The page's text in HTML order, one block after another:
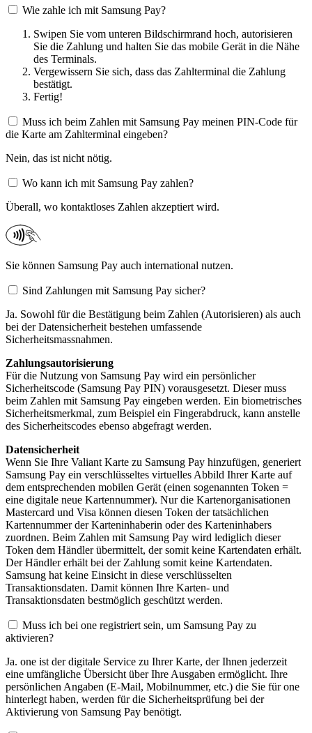
Wie zahle ich mit Samsung Pay?
Swipen Sie vom unteren Bildschirmrand hoch, autorisieren
Sie die Zahlung und halten Sie das mobile Gerät in die Nähe
des Terminals.
Vergewissern Sie sich, dass das Zahlterminal die Zahlung
bestätigt.
Fertig!
Muss ich beim Zahlen mit Samsung Pay meinen PIN-Code für
die Karte am Zahlterminal eingeben?
Nein, das ist nicht nötig.
Wo kann ich mit Samsung Pay zahlen?
Überall, wo kontaktloses Zahlen akzeptiert wird.​
Sie können Samsung Pay auch international nutzen.
Sind Zahlungen mit Samsung Pay sicher?
Ja. Sowohl für die Bestätigung beim Zahlen (Autorisieren) als auch
bei der Datensicherheit bestehen umfassende
Sicherheitsmassnahmen.
Zahlungsautorisierung
Für die Nutzung von Samsung Pay wird ein persönlicher
Sicherheitscode (Samsung Pay PIN) vorausgesetzt. Dieser muss
beim Zahlen mit Samsung Pay eingeben werden. Ein biometrisches
Sicherheitsmerkmal, zum Beispiel ein Fingerabdruck, kann anstelle
des Sicherheitscodes ebenso abgefragt werden.
Datensicherheit
Wenn Sie Ihre Valiant Karte zu Samsung Pay hinzufügen, generiert
Samsung Pay ein verschlüsseltes virtuelles Abbild Ihrer Karte auf
dem entsprechenden mobilen Gerät (einen sogenannten Token =
eine digitale neue Kartennummer). Nur die Kartenorganisationen
Mastercard und Visa können diesen Token der tatsächlichen
Kartennummer der Karteninhaberin oder des Karteninhabers
zuordnen. Beim Zahlen mit Samsung Pay wird lediglich dieser
Token dem Händler übermittelt, der somit keine Kartendaten erhält.
Der Händler erhält bei der Zahlung somit keine Kartendaten.
Samsung hat keine Einsicht in diese verschlüsselten
Transaktionsdaten. Damit können Ihre Karten- und
Transaktionsdaten bestmöglich geschützt werden.
Muss ich bei one registriert sein, um Samsung Pay zu
aktivieren?
Ja. one ist der digitale Service zu Ihrer Karte, der Ihnen jederzeit
eine umfängliche Übersicht über Ihre Ausgaben ermöglicht. Ihre
persönlichen Angaben (E-Mail, Mobilnummer, etc.) die Sie für one
hinterlegt haben, werden für die Sicherheitsprüfung bei der
Aktivierung von Samsung Pay benötigt.